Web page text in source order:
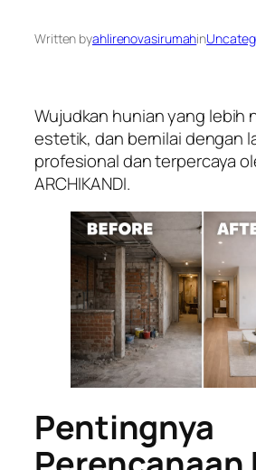
Written byahlirenovasirumahin
Wujudkan hunian yang lebih
estetik, dan bernilai dengan
profesional dan terpercaya
ARCHIKANDI.
Pentingnya